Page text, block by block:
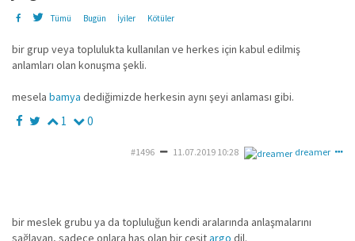
Tümü Bugün İyiler Kötüler
bir grup veya toplulukta kullanılan ve herkes için kabul edilmiş
anlamları olan konuşma şekli.
mesela bamya dediğimizde herkesin aynı şeyi anlaması gibi.
1 0
#1496 11.07.2019 10:28 dreamer
bir meslek grubu ya da topluluğun kendi aralarında anlaşmalarını
sağlayan, sadece onlara has olan bir çeşitargo dil.